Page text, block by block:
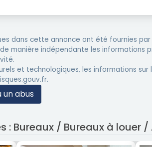
dans cette annonce ont été fournies
manière indépendante les informations
et technologiques, les informations
un abus
: Bureaux / Bureaux à louer